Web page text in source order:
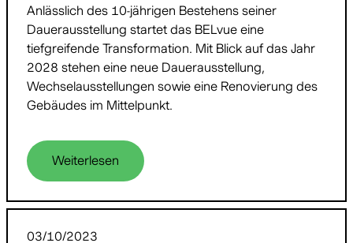
Anlässlich des 10-jährigen Bestehens seiner
Dauerausstellung startet das BELvue eine
tiefgreifende Transformation. Mit Blick auf das Jahr
2028 stehen eine neue Dauerausstellung,
Wechselausstellungen sowie eine Renovierung des
Gebäudes im Mittelpunkt.
Weiterlesen
03/10/2023